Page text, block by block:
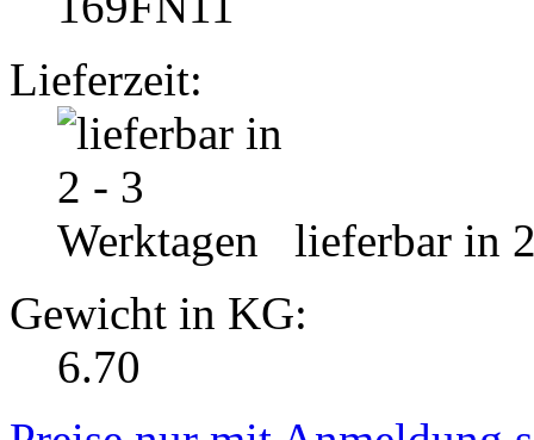
Lieferzeit:
lieferbar in
Gewicht in KG:
6.70